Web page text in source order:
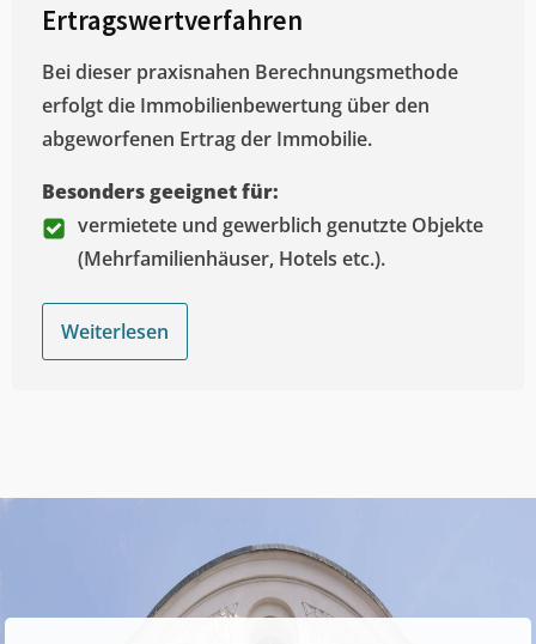
Ertragswertverfahren
Bei dieser praxisnahen Berechnungsmethode
erfolgt die Immobilienbewertung über den
abgeworfenen Ertrag der Immobilie.
Besonders geeignet für:
vermietete und gewerblich genutzte Objekte
(Mehrfamilienhäuser, Hotels etc.).
Weiterlesen